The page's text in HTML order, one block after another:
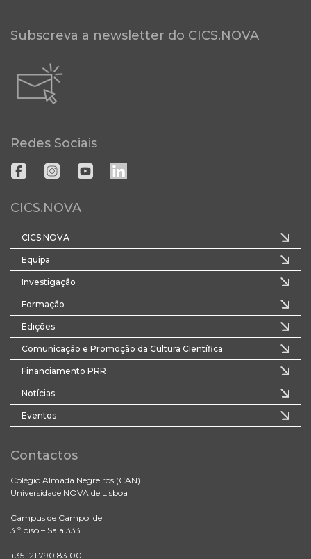
Subscreva a newsletter do CICS.NOVA
Redes Sociais
CICS.NOVA
CICS.NOVA
Equipa
Investigação
Formação
Edições
Comunicação e Promoção da Cultura Científica
Financiamento PRR
Notícias
Eventos
Contactos
Colégio Almada Negreiros (CAN)
Universidade NOVA de Lisboa
Campus de Campolide
3.º piso – Sala 333
+351 21 790 83 00